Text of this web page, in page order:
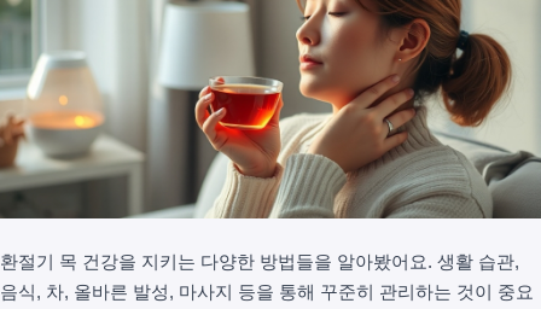
환절기 목 건강을 지키는 다양한 방법들을 알아봤어요. 생활 습관,
음식, 차, 올바른 발성, 마사지 등을 통해 꾸준히 관리하는 것이 중요